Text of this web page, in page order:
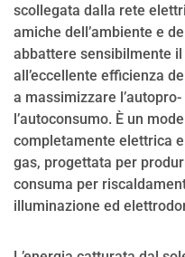
scollegata dalla rete
amiche dell’ambiente e
abbattere sensibilmente
all’eccellente efficienza
a massimizzare
l’autoconsumo. È un
completamente elettrica
gas, progettata per
consuma per
illuminazione ed